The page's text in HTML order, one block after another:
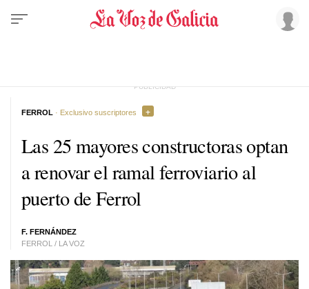
Las 25 mayores constructoras optan
a renovar el ramal ferroviario al
puerto de Ferrol
F. FERNÁNDEZ
FERROL / LA VOZ
FERROL · Exclusivo suscriptores